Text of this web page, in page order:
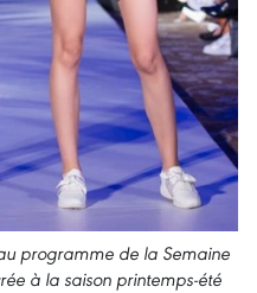
programme de la Semaine
à la saison printemps-été